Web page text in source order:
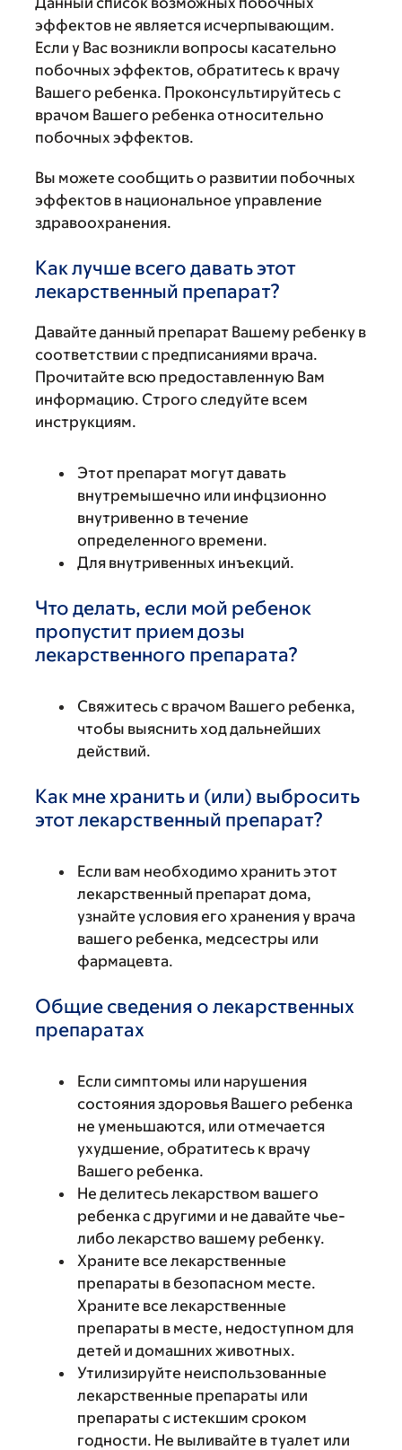
эффектов не является исчерпывающим.
Если у Вас возникли вопросы касательно
побочных эффектов, обратитесь к врачу
Вашего ребенка. Проконсультируйтесь с
врачом Вашего ребенка относительно
побочных эффектов.
Вы можете сообщить о развитии побочных
эффектов в национальное управление
здравоохранения.
Как лучше всего давать этот
лекарственный препарат?
Давайте данный препарат Вашему ребенку в
соответствии с предписаниями врача.
Прочитайте всю предоставленную Вам
информацию. Строго следуйте всем
инструкциям.
Этот препарат могут давать
внутремышечно или инфцзионно
внутривенно в течение
определенного времени.
Для внутривенных инъекций.
Что делать, если мой ребенок
пропустит прием дозы
лекарственного препарата?
Свяжитесь с врачом Вашего ребенка,
чтобы выяснить ход дальнейших
действий.
Как мне хранить и (или) выбросить
этот лекарственный препарат?
Если вам необходимо хранить этот
лекарственный препарат дома,
узнайте условия его хранения у врача
вашего ребенка, медсестры или
фармацевта.
Общие сведения о лекарственных
препаратах
Если симптомы или нарушения
состояния здоровья Вашего ребенка
не уменьшаются, или отмечается
ухудшение, обратитесь к врачу
Вашего ребенка.
Не делитесь лекарством вашего
ребенка с другими и не давайте чье-
либо лекарство вашему ребенку.
Храните все лекарственные
препараты в безопасном месте.
Храните все лекарственные
препараты в месте, недоступном для
детей и домашних животных.
Утилизируйте неиспользованные
лекарственные препараты или
препараты с истекшим сроком
годности. Не выливайте в туалет или